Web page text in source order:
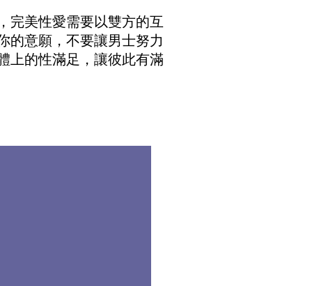
完美性愛需要以雙方的互
的意願，不要讓男士努力
上的性滿足，讓彼此有滿